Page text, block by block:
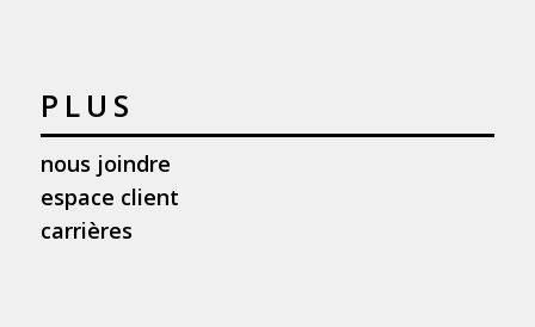
PLUS
nous joindre
espace client
carrières